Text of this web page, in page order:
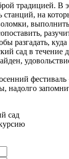
традицией. В
станций, на
разгадать,
сад в течение
фестиваль
надолго
сад